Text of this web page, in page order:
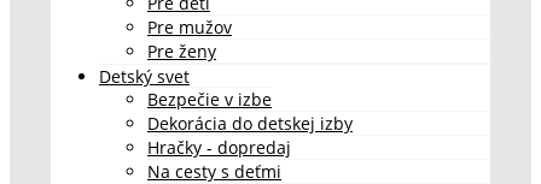
Pre mužov
Pre ženy
Detský svet
Bezpečie v izbe
Dekorácia do detskej izby
Hračky - dopredaj
Na cesty s deťmi